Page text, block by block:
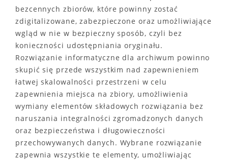
bezcennych zbiorów, które powinny zostać
zdigitalizowane, zabezpieczone oraz umożliwiające
wgląd w nie w bezpieczny sposób, czyli bez
konieczności udostępniania oryginału.
Rozwiązanie informatyczne dla archiwum powinno
skupić się przede wszystkim nad zapewnieniem
łatwej skalowalności przestrzeni w celu
zapewnienia miejsca na zbiory, umożliwienia
wymiany elementów składowych rozwiązania bez
naruszania integralności zgromadzonych danych
oraz bezpieczeństwa i długowieczności
przechowywanych danych. Wybrane rozwiązanie
zapewnia wszystkie te elementy, umożliwiając